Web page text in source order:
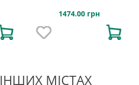
1474.00 грн
МІСТАХ